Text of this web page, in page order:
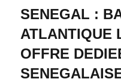
SENEGAL :
ATLANTIQUE
OFFRE